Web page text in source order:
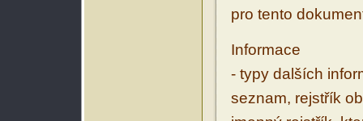
pro tento
Informace
- typy dalších
seznam, rejstřík